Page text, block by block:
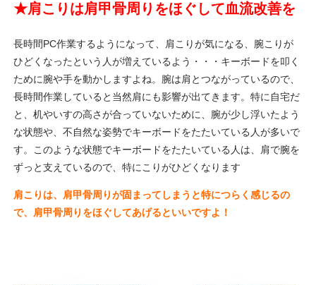
★肩こりは肩甲骨周りをほぐして血流改善を
長時間PC作業するようになって、肩こりが気になる、腕こりが
ひどくなったという人が増えているよう・・・キーボードを叩く
ために腕や手を動かしますよね。腕は肩とつながっているので、
長時間作業していると当然肩にも影響が出てきます。特に自宅だ
と、机やいすの高さが合っていないために、腕が少し浮いたよう
な状態や、不自然な姿勢でキーボードをたたいている人が多いで
す。このような状態でキーボードをたたいている人は、肩で腕を
ずっと支えているので、特にこりがひどくなります
肩こりは、肩甲骨周りが固まってしまうと特につらく感じるの
で、肩甲骨周りをほぐしてあげるといいですよ！